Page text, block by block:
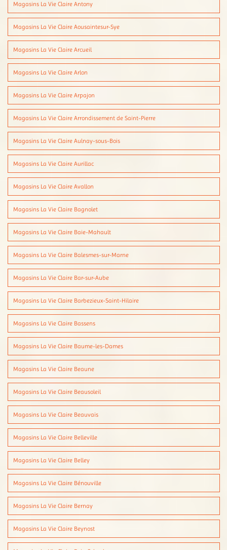
Magasins La Vie Claire Antony
Magasins La Vie Claire Aousaintesur-Sye
Magasins La Vie Claire Arcueil
Magasins La Vie Claire Arlon
Magasins La Vie Claire Arpajon
Magasins La Vie Claire Arrondissement de Saint-Pierre
Magasins La Vie Claire Aulnay-sous-Bois
Magasins La Vie Claire Aurillac
Magasins La Vie Claire Avallon
Magasins La Vie Claire Bagnolet
Magasins La Vie Claire Baie-Mahault
Magasins La Vie Claire Balesmes-sur-Marne
Magasins La Vie Claire Bar-sur-Aube
Magasins La Vie Claire Barbezieux-Saint-Hilaire
Magasins La Vie Claire Bassens
Magasins La Vie Claire Baume-les-Dames
Magasins La Vie Claire Beaune
Magasins La Vie Claire Beausoleil
Magasins La Vie Claire Beauvais
Magasins La Vie Claire Belleville
Magasins La Vie Claire Belley
Magasins La Vie Claire Bénouville
Magasins La Vie Claire Bernay
Magasins La Vie Claire Beynost